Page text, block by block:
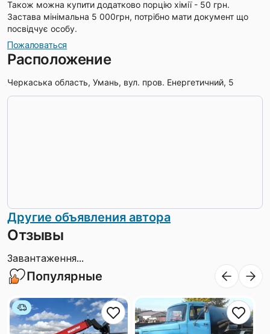
Також можна купити додатково порцію хімії - 50 грн.
Застава мінімальна 5 000грн, потрібно мати документ що
посвідчує особу.
Пожаловаться
Расположение
Черкаська область, Умань, вул. пров. Енергетичний, 5
Другие объявления автора
Отзывы
Завантаження...
Популярные